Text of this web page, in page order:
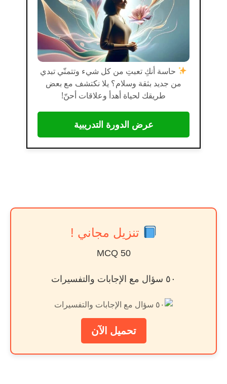
حاسة أنكِ تعبتِ من كل شيء وتتمنّي تبدي
من جديد بثقة وسلام؟ يلا نكتشف مع بعض
طريقك لحياة أهدأ وعلاقات أحنّ!
عرض الدورة التدريبية
تنزيل مجاني !
50 MCQ
٥٠ سؤال مع الإجابات والتفسيرات
تحميل الآن